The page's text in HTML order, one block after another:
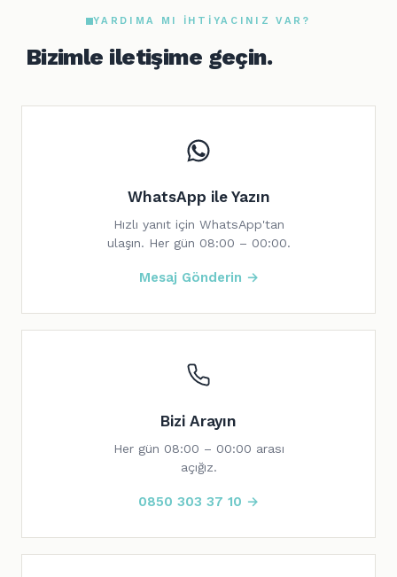
YARDIMA MI IHTIYACINIZ VAR?
Bizimle iletişime geçin.
WhatsApp ile Yazın
Hızlı yanıt için WhatsApp'tan
ulaşın. Her gün 08:00 – 00:00.
Mesaj Gönderin →
Bizi Arayın
Her gün 08:00 – 00:00 arası
açığız.
0850 303 37 10 →